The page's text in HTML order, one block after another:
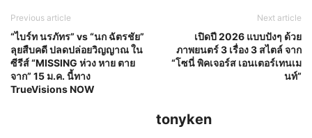
Previous article
“ไบร์ท นรภัทร” vs “นก ฉัตรชัย”
ลุยสืบคดี ปลดปล่อยวิญญาณ ใน
ซีรีส์ “MISSING ห่วง หาย ตาย
จาก” 15 ม.ค. นี้ทาง
TrueVisions NOW
Next article
เปิดปี 2026 แบบปังๆ ด้วย
ภาพยนตร์ 3 เรื่อง 3 สไตล์ จาก
“โซนี่ พิคเจอร์ส เอนเตอร์เทนเม
นท์”
tonyken